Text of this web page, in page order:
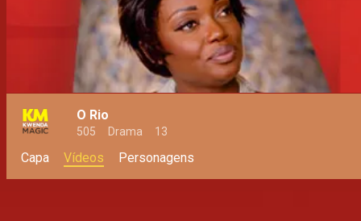
O Rio
505 Drama 13
Capa Vídeos Personagens